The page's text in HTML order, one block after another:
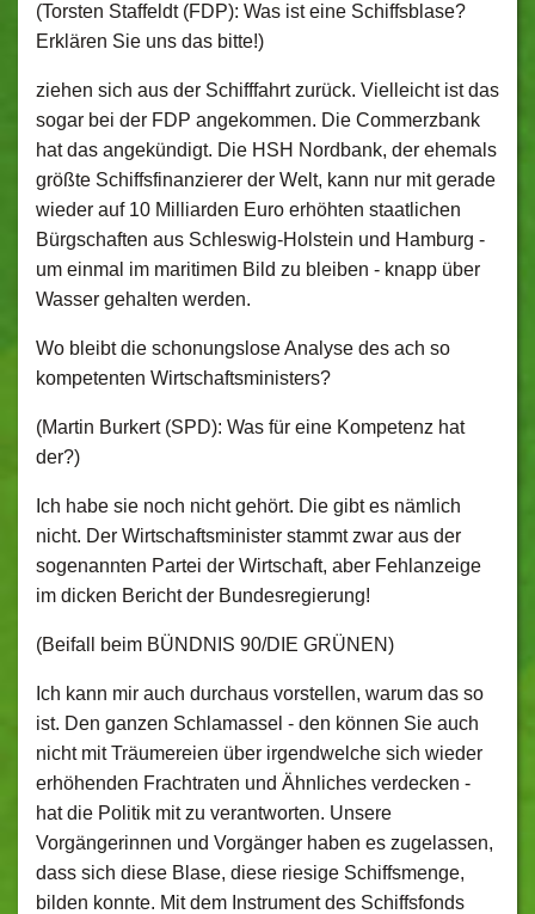
(Torsten Staffeldt (FDP): Was ist eine Schiffsblase?
Erklären Sie uns das bitte!)
ziehen sich aus der Schifffahrt zurück. Vielleicht ist das
sogar bei der FDP angekommen. Die Commerzbank
hat das angekündigt. Die HSH Nordbank, der ehemals
größte Schiffsfinanzierer der Welt, kann nur mit gerade
wieder auf 10 Milliarden Euro erhöhten staatlichen
Bürgschaften aus Schleswig-Holstein und Hamburg ‑
um einmal im maritimen Bild zu bleiben ‑ knapp über
Wasser gehalten werden.
Wo bleibt die schonungslose Analyse des ach so
kompetenten Wirtschaftsministers?
(Martin Burkert (SPD): Was für eine Kompetenz hat
der?)
Ich habe sie noch nicht gehört. Die gibt es nämlich
nicht. Der Wirtschaftsminister stammt zwar aus der
sogenannten Partei der Wirtschaft, aber Fehlanzeige
im dicken Bericht der Bundesregierung!
(Beifall beim BÜNDNIS 90/DIE GRÜNEN)
Ich kann mir auch durchaus vorstellen, warum das so
ist. Den ganzen Schlamassel ‑ den können Sie auch
nicht mit Träumereien über irgendwelche sich wieder
erhöhenden Frachtraten und Ähnliches verdecken ‑
hat die Politik mit zu verantworten. Unsere
Vorgängerinnen und Vorgänger haben es zugelassen,
dass sich diese Blase, diese riesige Schiffsmenge,
bilden konnte. Mit dem Instrument des Schiffsfonds